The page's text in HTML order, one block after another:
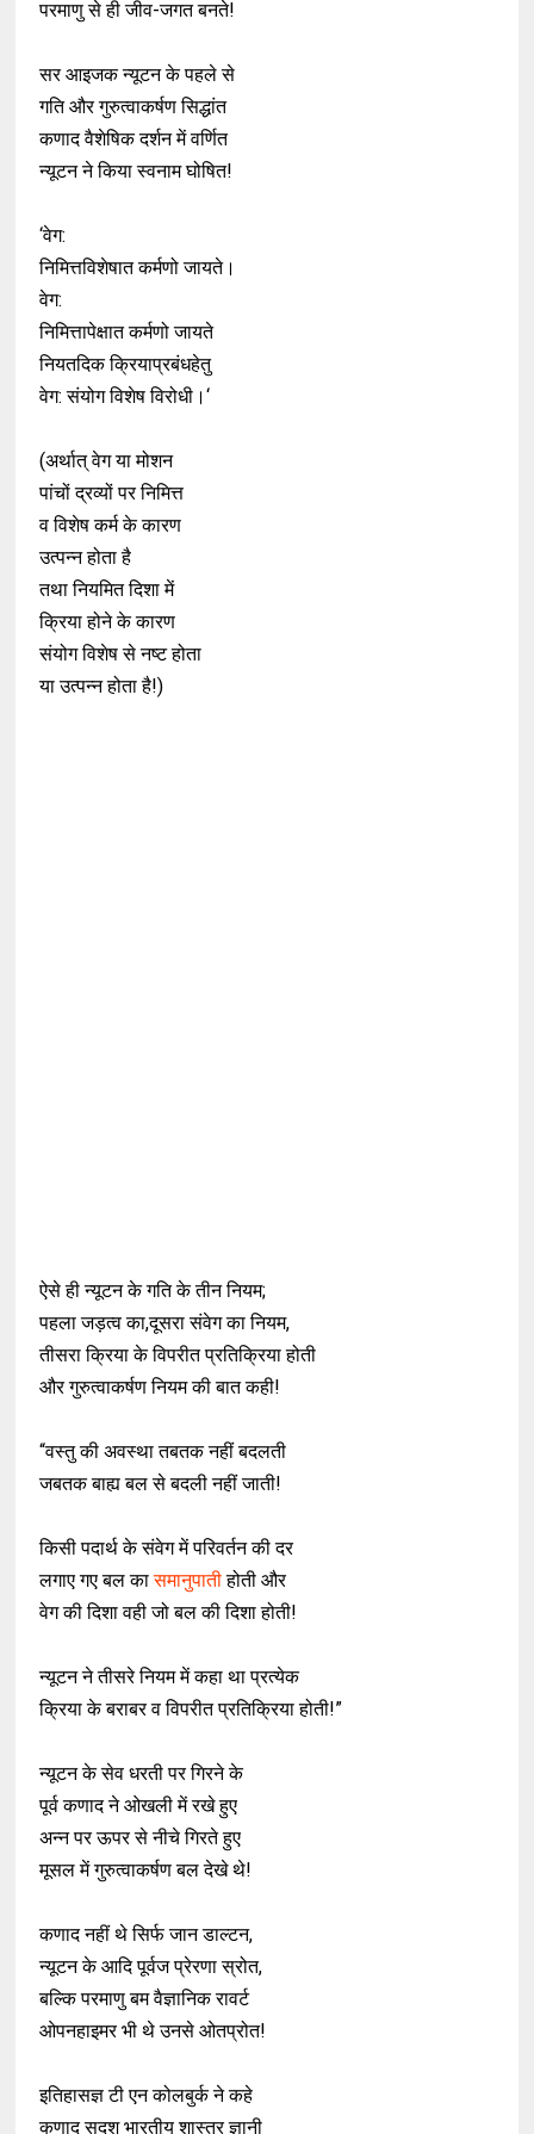
परमाणु से ही जीव-जगत बनते!
सर आइजक न्यूटन के पहले से
गति और गुरुत्वाकर्षण सिद्धांत
कणाद वैशेषिक दर्शन में वर्णित
न्यूटन ने किया स्वनाम घोषित!
‘वेग:
निमित्तविशेषात कर्मणो जायते।
वेग:
निमित्तापेक्षात कर्मणो जायते
नियतदिक क्रियाप्रबंधहेतु
वेग: संयोग विशेष विरोधी।‘
(अर्थात् वेग या मोशन
पांचों द्रव्यों पर निमित्त
व विशेष कर्म के कारण
उत्पन्न होता है
तथा नियमित दिशा में
क्रिया होने के कारण
संयोग विशेष से नष्ट होता
या उत्पन्न होता है!)
ऐसे ही न्यूटन के गति के तीन नियम;
पहला जड़त्व का,दूसरा संवेग का नियम,
तीसरा क्रिया के विपरीत प्रतिक्रिया होती
और गुरुत्वाकर्षण नियम की बात कही!
“वस्तु की अवस्था तबतक नहीं बदलती
जबतक बाह्य बल से बदली नहीं जाती!
किसी पदार्थ के संवेग में परिवर्तन की दर
लगाए गए बल कासमानुपातीहोती और
वेग की दिशा वही जो बल की दिशा होती!
न्यूटन ने तीसरे नियम में कहा था प्रत्येक
क्रिया के बराबर व विपरीत प्रतिक्रिया होती!”
न्यूटन के सेव धरती पर गिरने के
पूर्व कणाद ने ओखली में रखे हुए
अन्न पर ऊपर से नीचे गिरते हुए
मूसल में गुरुत्वाकर्षण बल देखे थे!
कणाद नहीं थे सिर्फ जान डाल्टन,
न्यूटन के आदि पूर्वज प्रेरणा स्रोत,
बल्कि परमाणु बम वैज्ञानिक रावर्ट
ओपनहाइमर भी थे उनसे ओतप्रोत!
इतिहासज्ञ टी एन कोलबुर्क ने कहे
कणाद सदृश भारतीय शास्त्र ज्ञानी